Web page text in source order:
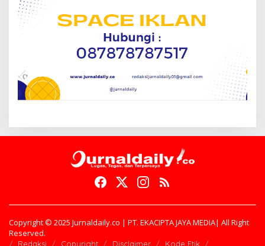
Copyright © 2025 Jurnaldaily.co | PT. EKACIPTA JAYA MEDIA| All Right
Reserved.
Redaksi Copyright Disclaimer Kode Etik